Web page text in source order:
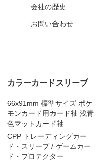
会社の歴史
お問い合わせ
カラーカードスリーブ
66x91mm 標準サイズ ポケ
モンカード用カード袖 浅青
色マットカード袖
CPP トレーディングカー
ド・スリーブ / ゲームカー
ド・プロテクター